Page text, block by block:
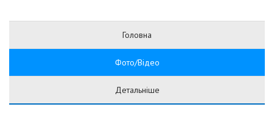
Головна
Фото/Відео
Детальніше